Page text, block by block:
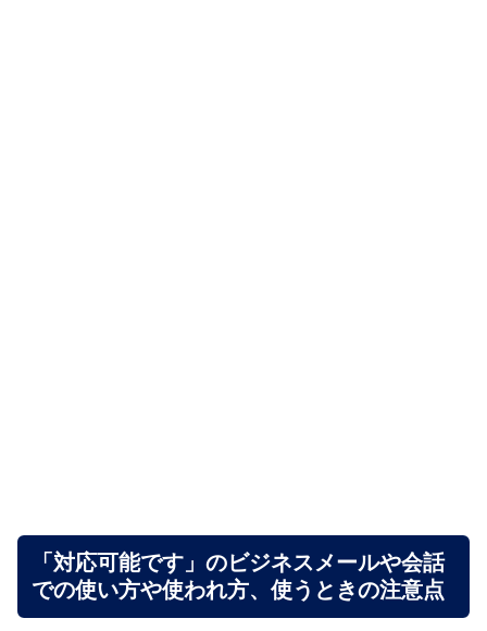
「対応可能です」のビジネスメールや会話
での使い方や使われ方、使うときの注意点